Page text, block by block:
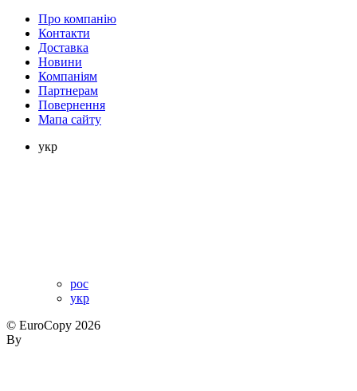
Про компанію
Контакти
Доставка
Новини
Компаніям
Партнерам
Повернення
Мапа сайту
укр
рос
укр
© EuroCopy 2026
By